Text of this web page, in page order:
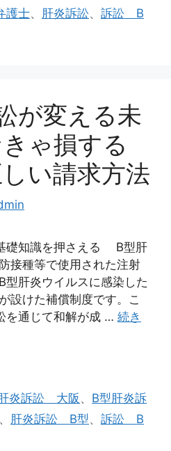
護士、 肝炎訴訟、 訴訟 B
が変える未
ゃ損する
い請求方法
礎知識を押さえる B型肝
接種等で使用された注射
型肝炎ウイルスに感染した
設けた補償制度です。こ
を通じて和解が成 … 続き
炎訴訟 大阪、 B型肝炎訴
、 肝炎訴訟 B型、 訴訟 B